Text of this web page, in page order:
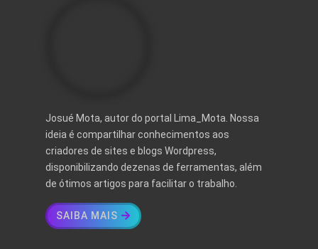
Josué Mota, autor do portal Lima_Mota. Nossa
ideia é compartilhar conhecimentos aos
criadores de sites e blogs Wordpress,
disponibilizando dezenas de ferramentas, além
de ótimos artigos para facilitar o trabalho.
SAIBA MAIS